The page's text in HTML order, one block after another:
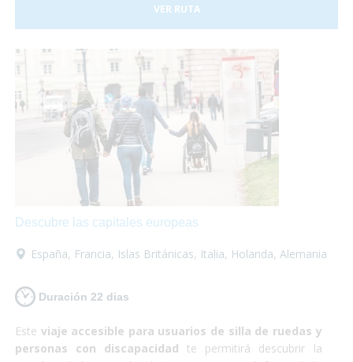
de un lugar de gran influencia caribeña y hermosas
playas mezclado con grandes edificios y gran lujo. En este
ciudad y sus lugares característicos como la Pequeña
Habana, el Downtown, Bahía Vizcaína y al mismo tiempo
conocer las reservas naturales con muchas especies en
peligro de extinción. La segunda parte del viaje se
desarrolla en la ciudad de Orlando. ¡No lo dudes más y vete
de vacaciones a Miami y Orlando! Será una experiencia
increíble en la que no tendrás que preocuparte por
nada... ¡Sólo en disfrutar!
VER RUTA
Descubre las capitales europeas
España, Francia, Islas Británicas, Italia, Holanda, Alemania
Duración 22 dias
Este viaje accesible para usuarios de silla de ruedas y
personas con discapacidad te permitirá descubrir la